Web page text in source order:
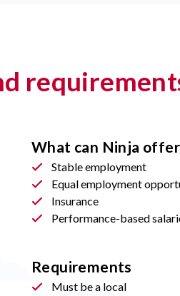
What can Ninja offer
Stable employment
Equal employment
Insurance
Performance-based
Requirements
Must be a local